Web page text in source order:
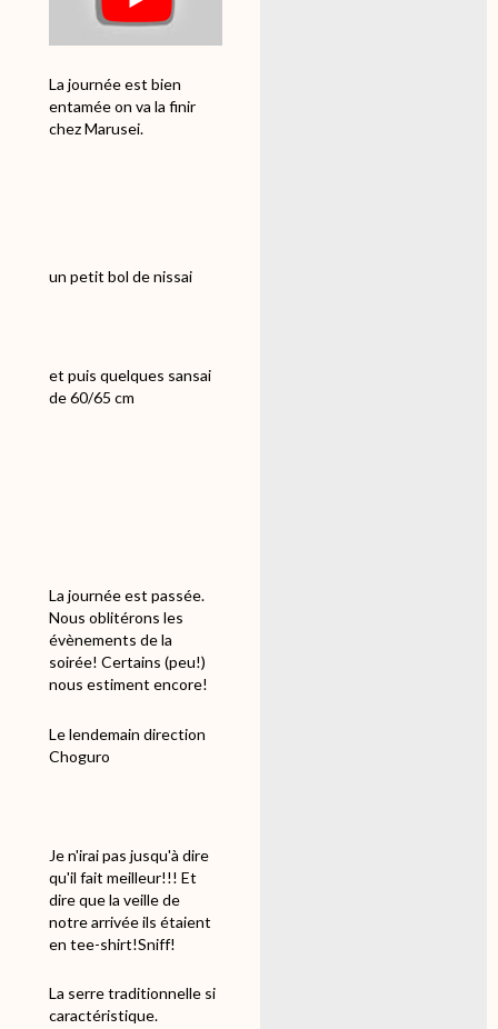
La journée est bien
entamée on va la finir
chez Marusei.
un petit bol de nissai
et puis quelques sansai
de 60/65 cm
La journée est passée.
Nous oblitérons les
évènements de la
soirée! Certains (peu!)
nous estiment encore!
Le lendemain direction
Choguro
Je n'irai pas jusqu'à dire
qu'il fait meilleur!!! Et
dire que la veille de
notre arrivée ils étaient
en tee-shirt!Sniff!
La serre traditionnelle si
caractéristique.